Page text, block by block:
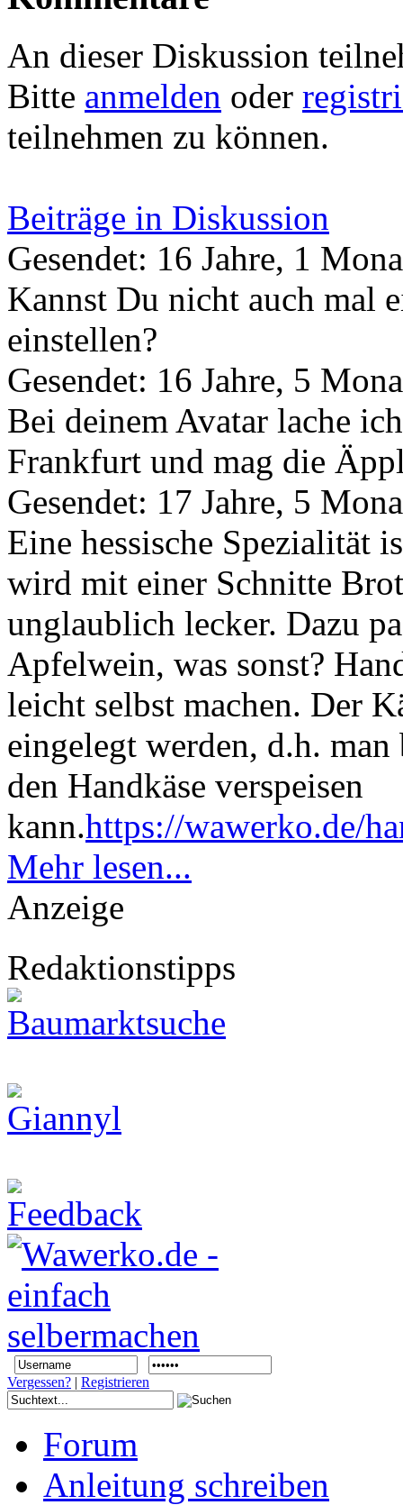
An dieser Diskussion
Bitte anmelden oder
teilnehmen zu können.
Beiträge in Diskussion
Gesendet: 16 Jahre, 1
Kannst Du nicht auch mal
einstellen?
Gesendet: 16 Jahre, 5
Bei deinem Avatar lache
Frankfurt und mag die
Gesendet: 17 Jahre, 5
Eine hessische Spezialität
wird mit einer Schnitte
unglaublich lecker. Dazu
Apfelwein, was sonst?
leicht selbst machen. Der
eingelegt werden, d.h.
den Handkäse verspeisen
kann.https://wawerko.de/
Mehr lesen...
Anzeige
Redaktionstipps
Vergessen? | Registrieren
Forum
Anleitung schreiben